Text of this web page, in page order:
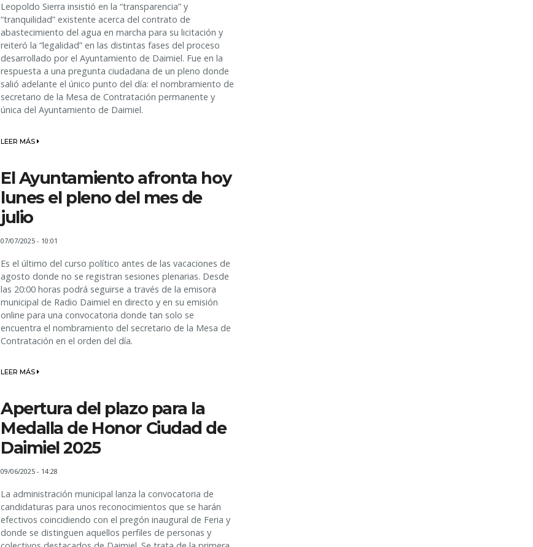
Leopoldo Sierra insistió en la “transparencia” y
“tranquilidad” existente acerca del contrato de
abastecimiento del agua en marcha para su licitación y
reiteró la “legalidad” en las distintas fases del proceso
desarrollado por el Ayuntamiento de Daimiel. Fue en la
respuesta a una pregunta ciudadana de un pleno donde
salió adelante el único punto del día: el nombramiento de
secretario de la Mesa de Contratación permanente y
única del Ayuntamiento de Daimiel.
LEER MÁS
El Ayuntamiento afronta hoy
lunes el pleno del mes de
julio
07/07/2025 - 10:01
Es el último del curso político antes de las vacaciones de
agosto donde no se registran sesiones plenarias. Desde
las 20:00 horas podrá seguirse a través de la emisora
municipal de Radio Daimiel en directo y en su emisión
online para una convocatoria donde tan solo se
encuentra el nombramiento del secretario de la Mesa de
Contratación en el orden del día.
LEER MÁS
Apertura del plazo para la
Medalla de Honor Ciudad de
Daimiel 2025
09/06/2025 - 14:28
La administración municipal lanza la convocatoria de
candidaturas para unos reconocimientos que se harán
efectivos coincidiendo con el pregón inaugural de Feria y
donde se distinguen aquellos perfiles de personas y